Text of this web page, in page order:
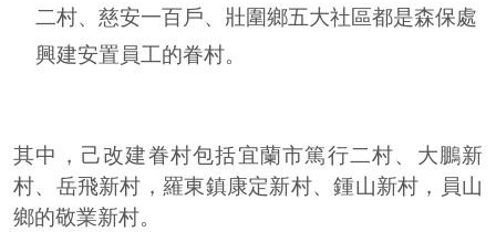
二村、慈安一百戶、壯圍鄉五大社區都是森保處
興建安置員工的眷村。
其中，己改建眷村包括宜蘭市篤行二村、大鵬新
村、岳飛新村，羅東鎮康定新村、鍾山新村，員山
鄉的敬業新村。